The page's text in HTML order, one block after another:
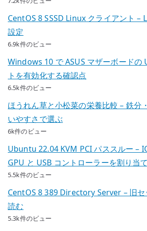
CentOS 8 SSSD Linux クライアント –
設定
6.9k件のビュー
Windows 10 で ASUS マザーボードの
トを有効化する確認点
6.5k件のビュー
ほうれん草と小松菜の栄養比較 – 鉄分
いやすさで選ぶ
6k件のビュー
Ubuntu 22.04 KVM PCI パススルー –
GPU と USB コントローラーを割り当
5.5k件のビュー
CentOS 8 389 Directory Server – 旧
読む
5.3k件のビュー